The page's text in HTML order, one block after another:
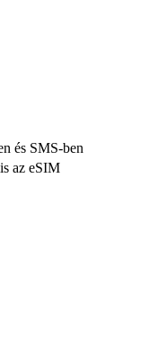
és SMS-ben
az eSIM